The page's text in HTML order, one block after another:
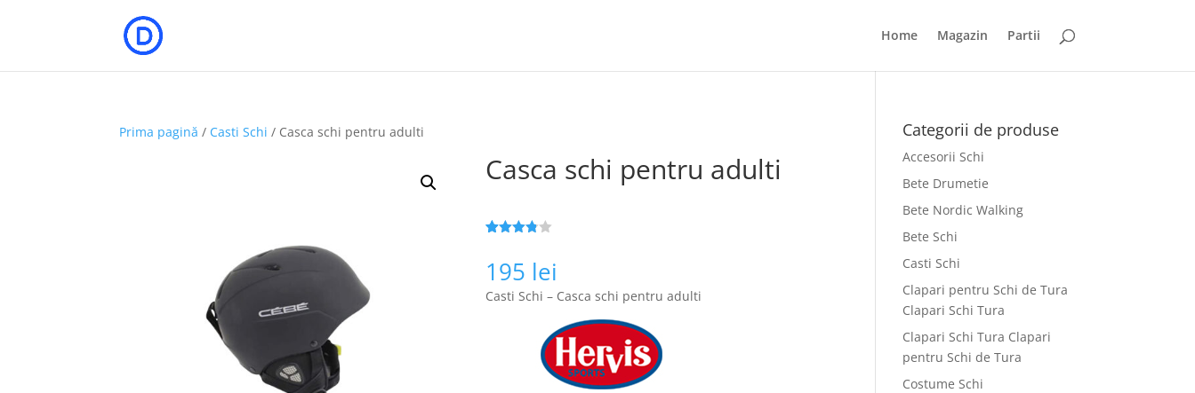
Home Magazin Partii
Prima pagină / Casti Schi / Casca schi pentru adulti
Casca schi pentru adulti
din 5 pe
baza a
de
195 lei
Casti Schi – Casca schi pentru adulti
Categorii de produse
Accesorii Schi
Bete Drumetie
Bete Nordic Walking
Bete Schi
Casti Schi
Clapari pentru Schi de Tura
Clapari Schi Tura
Clapari Schi Tura Clapari
pentru Schi de Tura
Costume Schi